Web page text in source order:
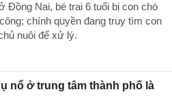
Đồng Nai, bé trai 6 tuổi bị con chó
chính quyền đang truy tìm con
nuôi để xử lý.
nổ ở trung tâm thành phố là